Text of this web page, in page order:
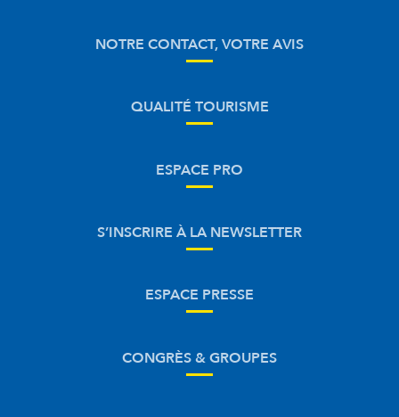
NOTRE CONTACT, VOTRE AVIS
QUALITÉ TOURISME
ESPACE PRO
S’INSCRIRE À LA NEWSLETTER
ESPACE PRESSE
CONGRÈS & GROUPES